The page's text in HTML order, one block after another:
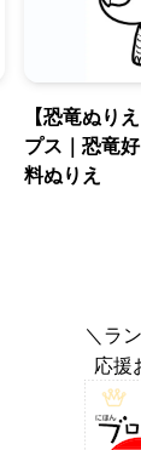
【恐竜ぬり
プス｜恐竜
料ぬりえ
＼ラ
応援